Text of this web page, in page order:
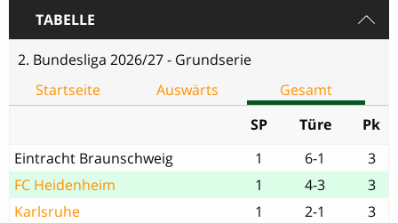
TABELLE
2. Bundesliga 2026/27 - Grundserie
Startseite
Auswärts
Gesamt
SP
Türe
Pk
Eintracht Braunschweig
1 6-1
3
FC Heidenheim
1 4-3
3
Karlsruhe
1 2-1
3